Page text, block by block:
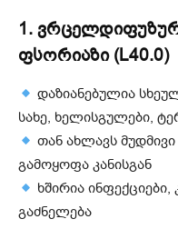
1.
ფსორიაზი (L40.0)
დაზიანებულია
სახე, ხელისგულები,
თან ახლავს
გამოყოფა კანისგან
ხშირია
გაძნელება